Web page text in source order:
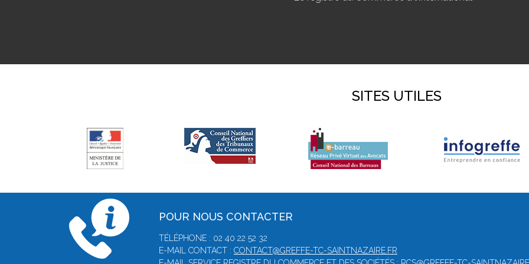
SITES UTILES
POUR NOUS CONTACTER
TÉLÉPHONE : 02 40 22 52 32
E-MAIL CONTACT : CONTACT@GREFFE-TC-SAINTNAZAIRE.FR